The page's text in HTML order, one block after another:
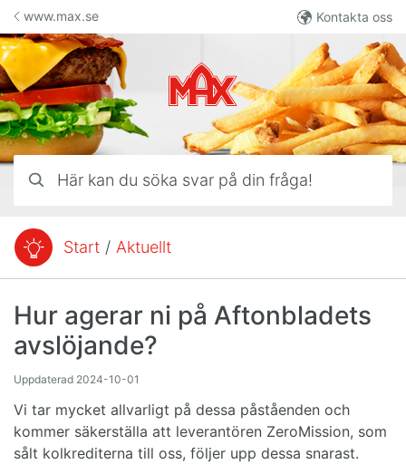
Hoppa till innehåll
Här kan du söka svar på din fråga!
www.max.se Kontakta oss
Du är här:Start / Aktuellt
Hur agerar ni på Aftonbladets
avslöjande?
Uppdaterad 2024-10-01
Vi tar mycket allvarligt på dessa påståenden och
kommer säkerställa att leverantören ZeroMission, som
sålt kolkrediterna till oss, följer upp dessa snarast.